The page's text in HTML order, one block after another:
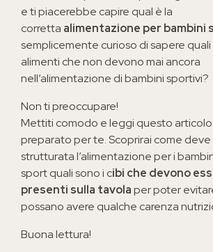
e ti piacerebbe capire qual è la
corretta alimentazione per bambini
semplicemente curioso di sapere quali
alimenti che non devono mai ancora
nell’alimentazione di bambini sportivi?
Non ti preoccupare!
Mettiti comodo e leggi questo
preparato per te. Scoprirai come deve
strutturata l’alimentazione per i
sport quali sono i cibi che devono
presenti sulla tavolaper poter
possano avere qualche carenza
Buona lettura!